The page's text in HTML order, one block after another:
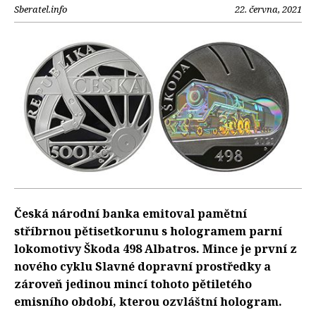
Sberatel.info 22. června, 2021
Česká národní banka emitoval pamětní
stříbrnou pětisetkorunu s hologramem parní
lokomotivy Škoda 498 Albatros. Mince je první z
nového cyklu Slavné dopravní prostředky a
zároveň jedinou mincí tohoto pětiletého
emisního období, kterou ozvláštní hologram.